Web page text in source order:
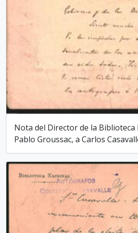
Nota del Director de la Biblioteca
Pablo Groussac, a Carlos